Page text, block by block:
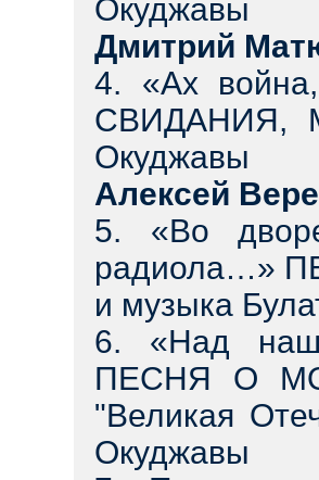
Окуджавы
Дмитрий
4. «Ах
СВИДАНИЯ,
Окуджавы
Алексей
5. «Во
радиола…»
и музыка
6. «Над
ПЕСНЯ О
"Великая
Окуджавы